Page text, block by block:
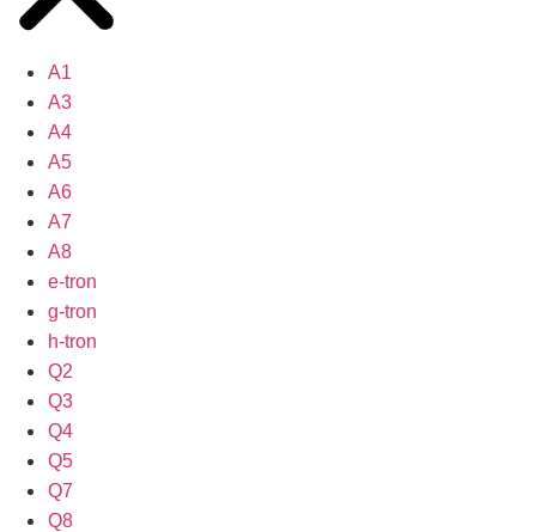
A1
A3
A4
A5
A6
A7
A8
e-tron
g-tron
h-tron
Q2
Q3
Q4
Q5
Q7
Q8